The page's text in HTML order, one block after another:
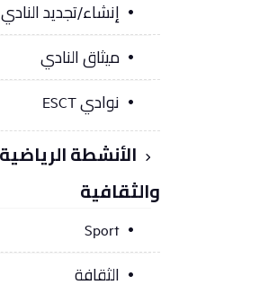
إنشاء/تجديد النادي
ميثاق النادي
نوادي ESCT
الأنشطة الرياضية
والثقافية
Sport
الثقافة